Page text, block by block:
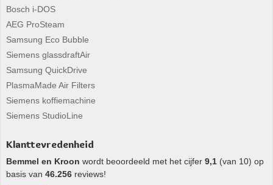
Bosch i-DOS
AEG ProSteam
Samsung Eco Bubble
Siemens glassdraftAir
Samsung QuickDrive
PlasmaMade Air Filters
Siemens koffiemachine
Siemens StudioLine
Klanttevredenheid
Bemmel en Kroon wordt beoordeeld met het cijfer 9,1 (van 10) op
basis van 46.256 reviews!